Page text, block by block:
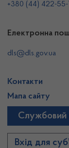
+380 (44) 422-55-
Електронна
dls@dls.gov.ua
Контакти
Мапа сайту
Службовий
Вхід для